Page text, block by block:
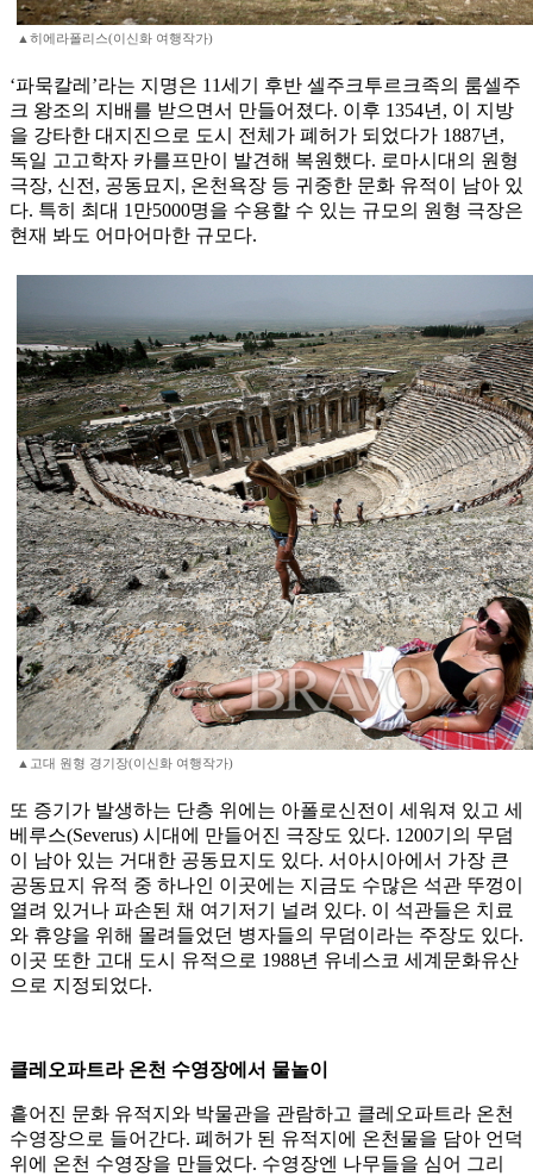
▲히에라폴리스(이신화 여행작가)
‘파묵칼레’라는 지명은 11세기 후반 셀주크투르크족의 룸셀주
크 왕조의 지배를 받으면서 만들어졌다. 이후 1354년, 이 지방
을 강타한 대지진으로 도시 전체가 폐허가 되었다가 1887년,
독일 고고학자 카를프만이 발견해 복원했다. 로마시대의 원형
극장, 신전, 공동묘지, 온천욕장 등 귀중한 문화 유적이 남아 있
다. 특히 최대 1만5000명을 수용할 수 있는 규모의 원형 극장은
현재 봐도 어마어마한 규모다.
▲고대 원형 경기장(이신화 여행작가)
또 증기가 발생하는 단층 위에는 아폴로신전이 세워져 있고 세
베루스(Severus) 시대에 만들어진 극장도 있다. 1200기의 무덤
이 남아 있는 거대한 공동묘지도 있다. 서아시아에서 가장 큰
공동묘지 유적 중 하나인 이곳에는 지금도 수많은 석관 뚜껑이
열려 있거나 파손된 채 여기저기 널려 있다. 이 석관들은 치료
와 휴양을 위해 몰려들었던 병자들의 무덤이라는 주장도 있다.
이곳 또한 고대 도시 유적으로 1988년 유네스코 세계문화유산
으로 지정되었다.
클레오파트라 온천 수영장에서 물놀이
흩어진 문화 유적지와 박물관을 관람하고 클레오파트라 온천
수영장으로 들어간다. 폐허가 된 유적지에 온천물을 담아 언덕
위에 온천 수영장을 만들었다. 수영장엔 나무들을 심어 그리